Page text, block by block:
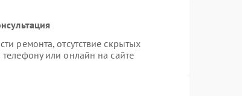
ремонта, отсутствие скрытых
или онлайн на сайте